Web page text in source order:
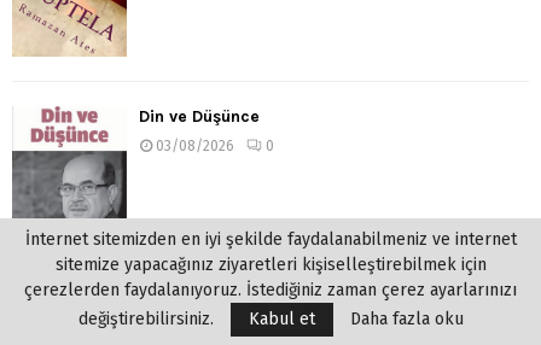
Din ve Düşünce
03/08/2026 0
İnternet sitemizden en iyi şekilde faydalanabilmeniz ve internet
sitemize yapacağınız ziyaretleri kişiselleştirebilmek için
çerezlerden faydalanıyoruz. İstediğiniz zaman çerez ayarlarınızı
değiştirebilirsiniz.
Kabul et Daha fazla oku